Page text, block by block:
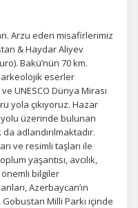
Arzu eden misafirlerimiz
& Haydar Aliyev
Bakü’nün 70 km.
arkeolojik eserler
UNESCO Dünya Mirası
yola çıkıyoruz. Hazar
yolu üzerinde bulunan
adlandırılmaktadır.
ve resimli taşları ile
yaşantısı, avcılık,
bilgiler
Azerbaycan’ın
Milli Parkı içinde